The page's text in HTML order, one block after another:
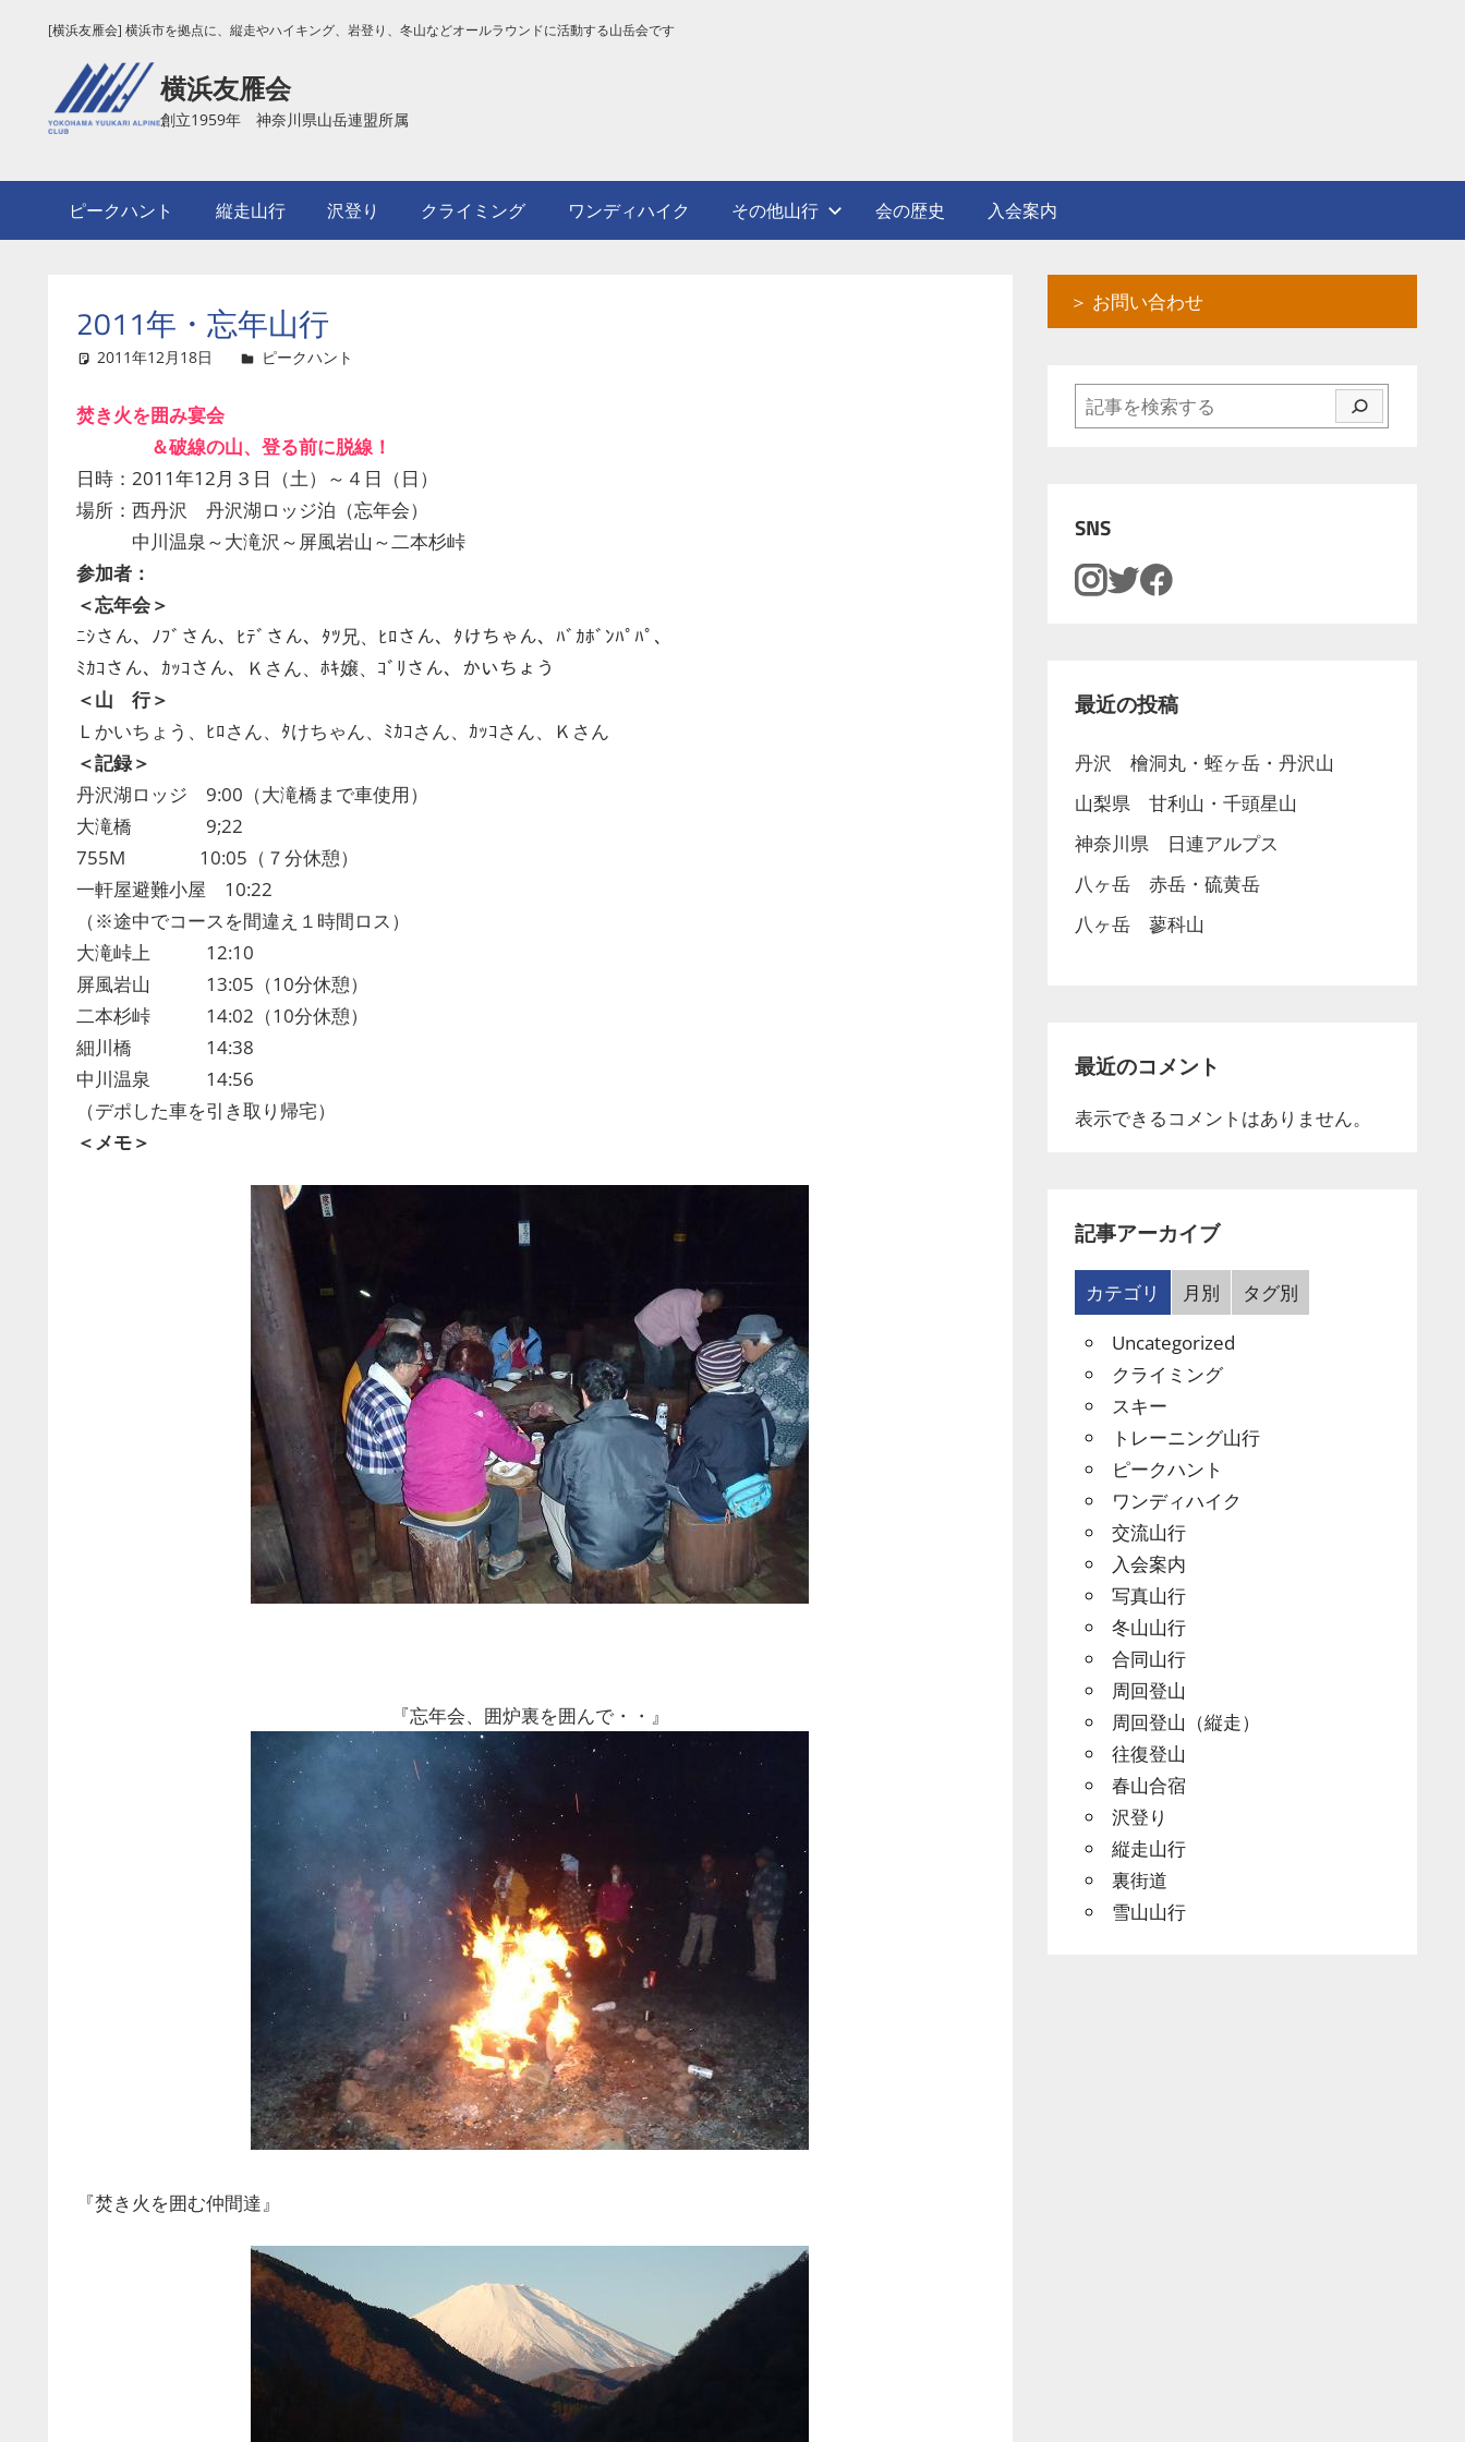
キ
[横浜友雁会] 横浜市を拠点に、縦走やハイキング、岩登り、冬山などオールラウンドに活動する山岳会です
横浜友雁会
創立1959年 神奈川県山岳連盟所属
ピークハント 縦走山行 沢登り クライミング ワンディハイク その他山行 会の歴史 入会案内
2011年・忘年山行
2011年12月18日 ピークハント
焚き火を囲み宴会
＆破線の山、登る前に脱線！
日時：2011年12月３日（土）～４日（日）
場所：西丹沢 丹沢湖ロッジ泊（忘年会）
中川温泉～大滝沢～屏風岩山～二本杉峠
参加者：
＜忘年会＞
ﾆｼさん、ﾉﾌﾞさん、ﾋﾃﾞさん、ﾀﾂ兄、ﾋﾛさん、ﾀけちゃん、ﾊﾞｶﾎﾞﾝﾊﾟﾊﾟ、
ﾐｶｺさん、ｶｯｺさん、Ｋさん、ﾎｷ嬢、ｺﾞﾘさん、かいちょう
＜山 行＞
Ｌかいちょう、ﾋﾛさん、ﾀけちゃん、ﾐｶｺさん、ｶｯｺさん、Ｋさん
＜記録＞
丹沢湖ロッジ 9:00（大滝橋まで車使用）
大滝橋 9;22
755M 10:05（７分休憩）
一軒屋避難小屋 10:22
（※途中でコースを間違え１時間ロス）
大滝峠上 12:10
屏風岩山 13:05（10分休憩）
二本杉峠 14:02（10分休憩）
細川橋 14:38
中川温泉 14:56
（デポした車を引き取り帰宅）
＜メモ＞
『忘年会、囲炉裏を囲んで・・』
『焚き火を囲む仲間達』
＞ お問い合わせ
検索
SNS
最近の投稿
丹沢 檜洞丸・蛭ヶ岳・丹沢山
山梨県 甘利山・千頭星山
神奈川県 日連アルプス
八ヶ岳 赤岳・硫黄岳
八ヶ岳 蓼科山
最近のコメント
表示できるコメントはありません。
記事アーカイブ
カテゴリ 月別
タグ別
Uncategorized
クライミング
スキー
トレーニング山行
ピークハント
ワンディハイク
交流山行
入会案内
写真山行
冬山山行
合同山行
周回登山
周回登山（縦走）
往復登山
春山合宿
沢登り
縦走山行
裏街道
雪山山行